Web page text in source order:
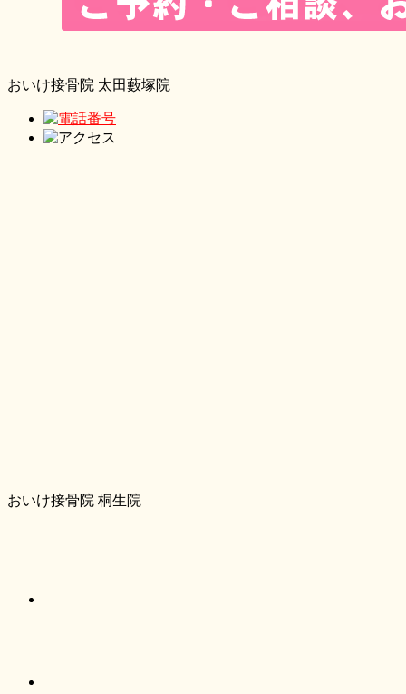
おいけ接骨院 太田藪塚院
おいけ接骨院 桐生院